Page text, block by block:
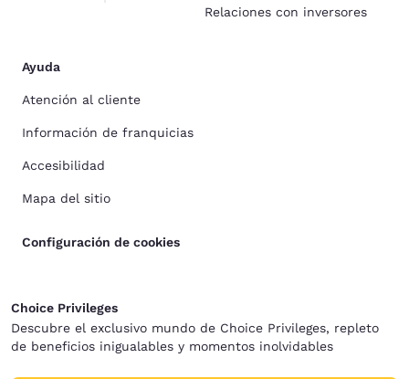
Relaciones con inversores
Ayuda
Atención al cliente
Información de franquicias
Accesibilidad
Mapa del sitio
Configuración de cookies
Choice Privileges
Descubre el exclusivo mundo de Choice Privileges, repleto
de beneficios inigualables y momentos inolvidables